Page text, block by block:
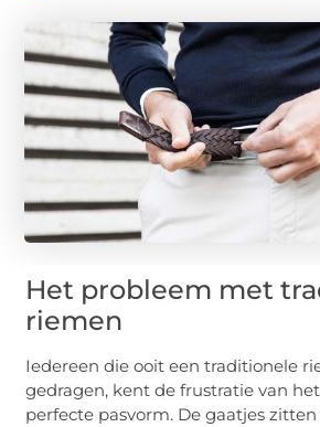
Het probleem met
riemen
Iedereen die ooit een traditionele
gedragen, kent de frustratie van
perfecte pasvorm. De gaatjes